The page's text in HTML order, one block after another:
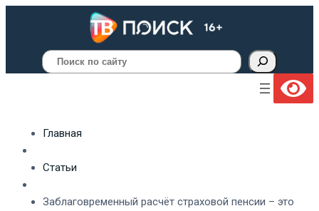
Поиск
Главная
Статьи
Заблаговременный расчёт страховой пенсии – это